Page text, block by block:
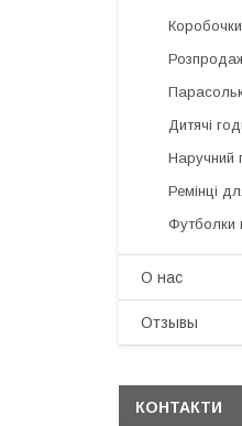
Дитячі
Наручний
Ремінці
Футболки
О нас
Отзывы
КОНТАКТИ